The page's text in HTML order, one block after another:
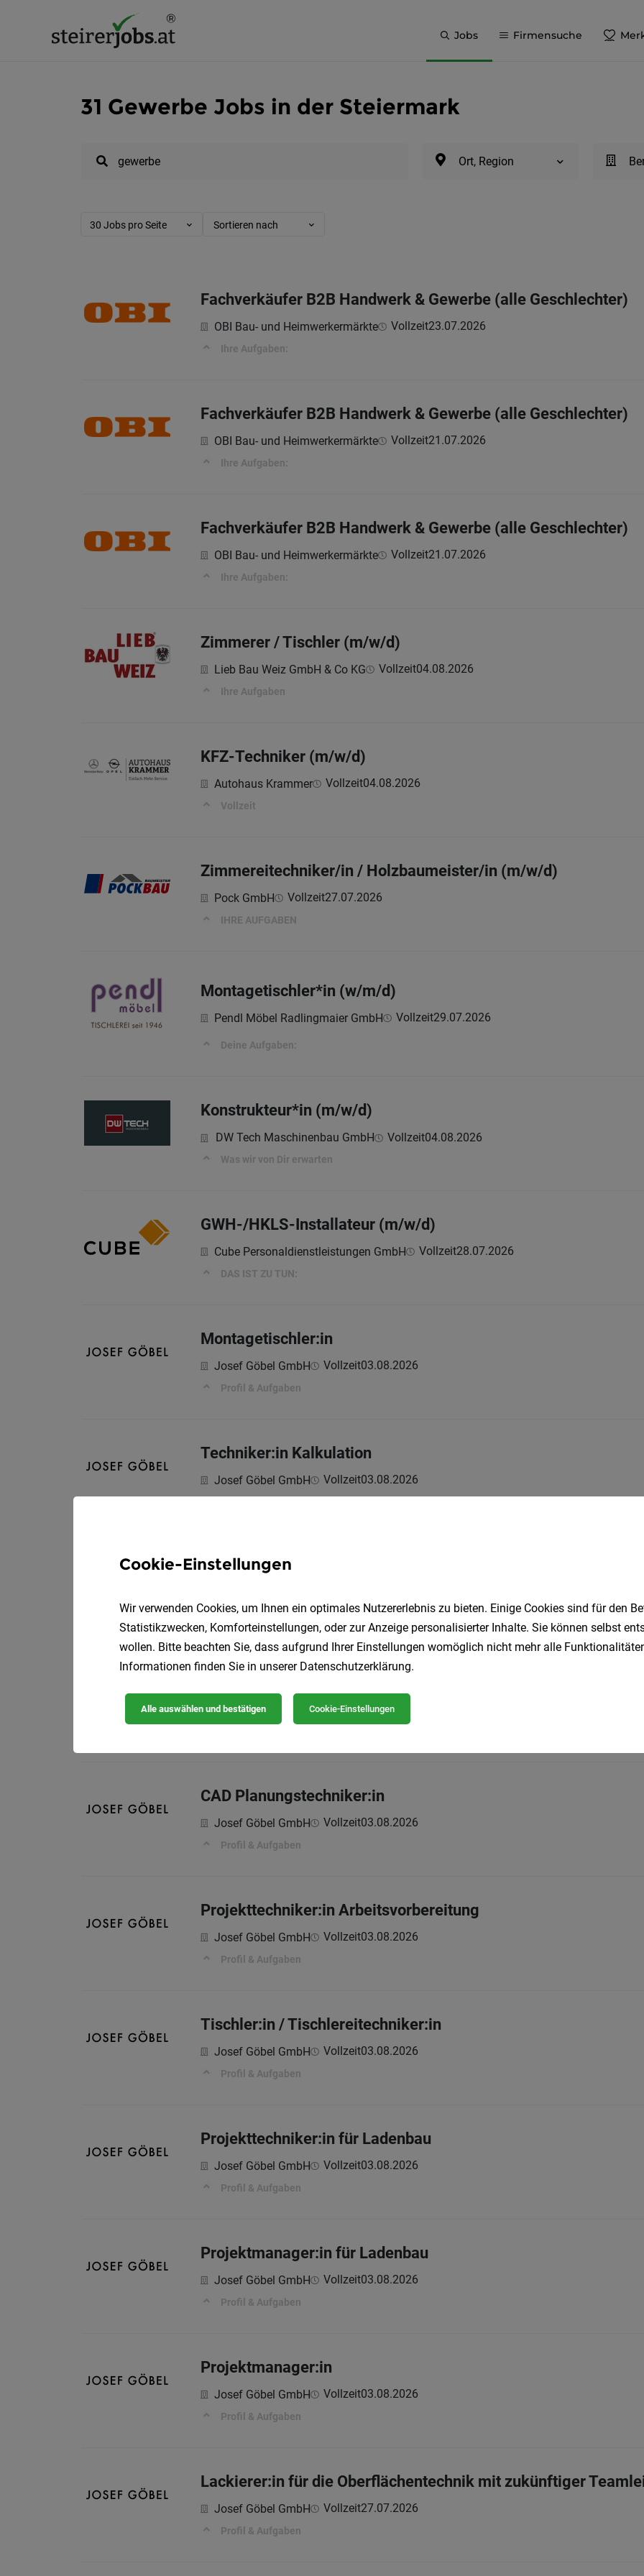
Jobs Firmensuche
31 Gewerbe Jobs in der Steiermark
Ort, Region
30 Jobs pro Seite Sortieren nach
Fachverkäufer B2B Handwerk & Gewerbe (alle Geschlechter)
OBI Bau- und Heimwerkermärkte Vollzeit23.07.2026
Ihre Aufgaben:
Fachverkäufer B2B Handwerk & Gewerbe (alle Geschlechter)
OBI Bau- und Heimwerkermärkte Vollzeit21.07.2026
Ihre Aufgaben:
Fachverkäufer B2B Handwerk & Gewerbe (alle Geschlechter)
OBI Bau- und Heimwerkermärkte Vollzeit21.07.2026
Ihre Aufgaben:
Zimmerer / Tischler (m/w/d)
Lieb Bau Weiz GmbH & Co KG Vollzeit04.08.2026
Ihre Aufgaben
KFZ-Techniker (m/w/d)
Autohaus Krammer Vollzeit04.08.2026
Vollzeit
Zimmereitechniker/in / Holzbaumeister/in (m/w/d)
Pock GmbH Vollzeit27.07.2026
IHRE AUFGABEN
Montagetischler*in (w/m/d)
Pendl Möbel Radlingmaier GmbH Vollzeit29.07.2026
Deine Aufgaben:
Konstrukteur*in (m/w/d)
DW Tech Maschinenbau GmbH Vollzeit04.08.2026
Was wir von Dir erwarten
GWH-/HKLS-Installateur (m/w/d)
Cube Personaldienstleistungen GmbH Vollzeit28.07.2026
DAS IST ZU TUN:
Montagetischler:in
Josef Göbel GmbH Vollzeit03.08.2026
Profil & Aufgaben
Techniker:in Kalkulation
Josef Göbel GmbH Vollzeit03.08.2026
Lackierer:in für die Oberflächentechnik
Profil & Aufgaben
Randstad Austria GmbH Vollzeit21.07.2026
CAD Planungstechniker:in
Josef Göbel GmbH Vollzeit03.08.2026
Profil & Aufgaben
Projekttechniker:in Arbeitsvorbereitung
Josef Göbel GmbH Vollzeit03.08.2026
Profil & Aufgaben
Tischler:in / Tischlereitechniker:in
Josef Göbel GmbH Vollzeit03.08.2026
Profil & Aufgaben
Projekttechniker:in für Ladenbau
Josef Göbel GmbH Vollzeit03.08.2026
Profil & Aufgaben
Projektmanager:in für Ladenbau
Josef Göbel GmbH Vollzeit03.08.2026
Profil & Aufgaben
Projektmanager:in
Josef Göbel GmbH Vollzeit03.08.2026
Profil & Aufgaben
Lackierer:in für die Oberflächentechnik mit zukünftiger
Josef Göbel GmbH Vollzeit27.07.2026
Profil & Aufgaben
Cookie-Einstellungen
Wir verwenden Cookies, um Ihnen ein optimales Nutzererlebnis zu bieten. Einige Cookies sind für den
Statistikzwecken, Komforteinstellungen, oder zur Anzeige personalisierter Inhalte. Sie können selbst
wollen. Bitte beachten Sie, dass aufgrund Ihrer Einstellungen womöglich nicht mehr alle
Informationen finden Sie in unserer Datenschutzerklärung.
Alle auswählen und bestätigen Cookie-Einstellungen